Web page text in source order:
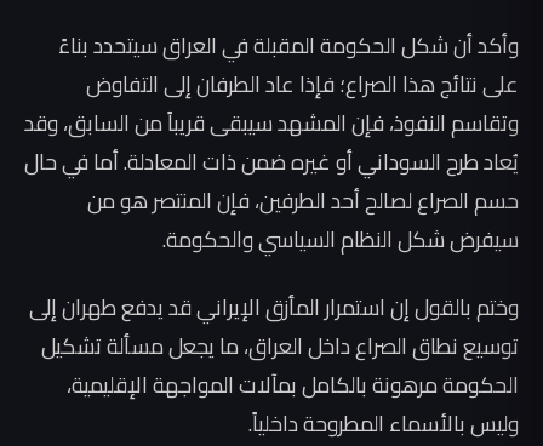
وأكد أن شكل الحكومة المقبلة في العراق سيتحدد بناءً
على نتائج هذا الصراع؛ فإذا عاد الطرفان إلى التفاوض
وتقاسم النفوذ، فإن المشهد سيبقى قريباً من السابق، وقد
يُعاد طرح السوداني أو غيره ضمن ذات المعادلة. أما في حال
حسم الصراع لصالح أحد الطرفين، فإن المنتصر هو من
سيفرض شكل النظام السياسي والحكومة.
وختم بالقول إن استمرار المأزق الإيراني قد يدفع طهران إلى
توسيع نطاق الصراع داخل العراق، ما يجعل مسألة تشكيل
الحكومة مرهونة بالكامل بمآلات المواجهة الإقليمية،
وليس بالأسماء المطروحة داخلياً.